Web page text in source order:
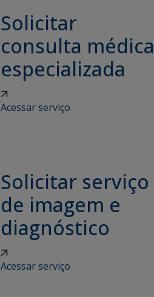
Solicitar
consulta médica
especializada
Acessar serviço
Solicitar serviço
de imagem e
diagnóstico
Acessar serviço